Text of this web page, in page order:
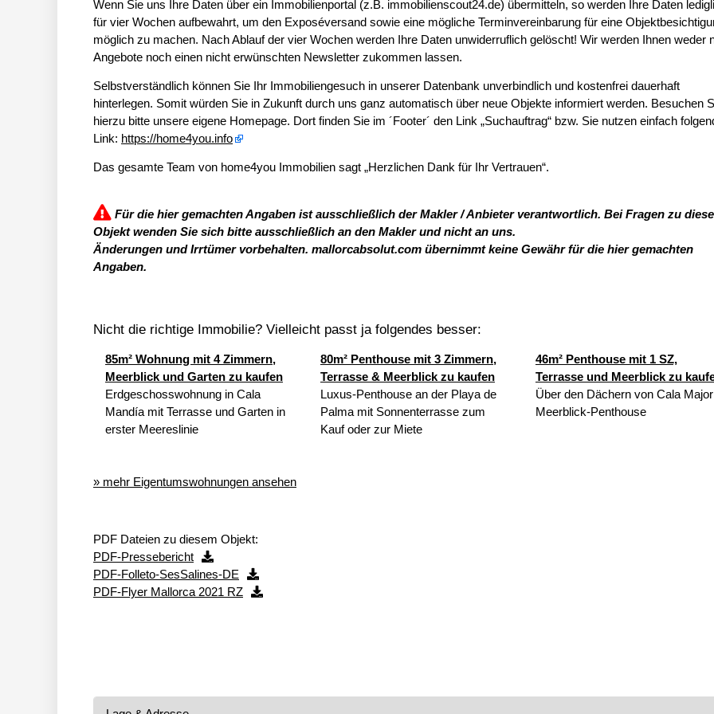
Wenn Sie uns Ihre Daten über ein Immobilienportal (z.B. immobilienscout24.de) übermitteln, so werden Ihre Daten
für vier Wochen aufbewahrt, um den Exposéversand sowie eine mögliche Terminvereinbarung für eine
möglich zu machen. Nach Ablauf der vier Wochen werden Ihre Daten unwiderruflich gelöscht! Wir werden Ihnen weder
Angebote noch einen nicht erwünschten Newsletter zukommen lassen.
Selbstverständlich können Sie Ihr Immobiliengesuch in unserer Datenbank unverbindlich und kostenfrei dauerhaft
hinterlegen. Somit würden Sie in Zukunft durch uns ganz automatisch über neue Objekte informiert werden. Besuchen
hierzu bitte unsere eigene Homepage. Dort finden Sie im ´Footer´ den Link „Suchauftrag“ bzw. Sie nutzen einfach
Link: https://home4you.info
Das gesamte Team von home4you Immobilien sagt „Herzlichen Dank für Ihr Vertrauen“.
Für die hier gemachten Angaben ist ausschließlich der Makler / Anbieter verantwortlich. Bei Fragen zu
Objekt wenden Sie sich bitte ausschließlich an den Makler und nicht an uns.
Änderungen und Irrtümer vorbehalten. mallorcabsolut.com übernimmt keine Gewähr für die hier gemachten
Angaben.
Nicht die richtige Immobilie? Vielleicht passt ja folgendes besser:
85m² Wohnung mit 4 Zimmern,
Meerblick und Garten zu kaufen
Erdgeschosswohnung in Cala
Mandía mit Terrasse und Garten in
erster Meereslinie
80m² Penthouse mit 3 Zimmern,
Terrasse & Meerblick zu kaufen
Luxus-Penthouse an der Playa de
Palma mit Sonnenterrasse zum
Kauf oder zur Miete
46m² Penthouse mit 1 SZ,
Terrasse und Meerblick zu
Über den Dächern von Cala
Meerblick-Penthouse
» mehr Eigentumswohnungen ansehen
PDF Dateien zu diesem Objekt:
PDF-Pressebericht
PDF-Folleto-SesSalines-DE
PDF-Flyer Mallorca 2021 RZ